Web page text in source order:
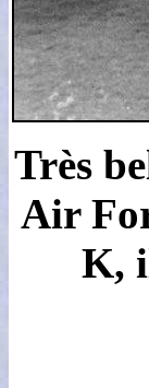
Très
Air
K,